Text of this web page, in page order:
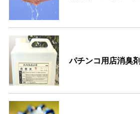
パチンコ用店消臭剤